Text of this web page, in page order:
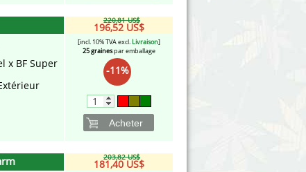
x BF Super
220,81 US$
196,52 US$
[incl. 10% TVA excl. Livraison]
25 grainespar emballage
-11%
Acheter
203,82 US$
181,40 US$